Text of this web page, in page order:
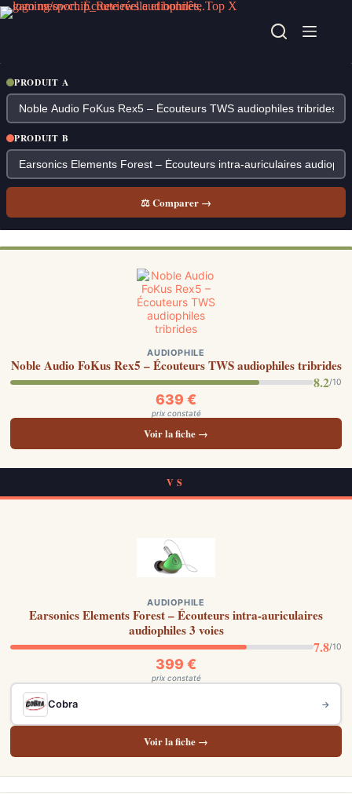
Passer
au
PRODUIT A
PRODUIT B
⚖ Comparer →
AUDIOPHILE
Noble Audio FoKus Rex5 – Écouteurs TWS audiophiles tribrides
8.2/10
639 €
prix constaté
Voir la fiche →
VS
AUDIOPHILE
Earsonics Elements Forest – Écouteurs intra-auriculaires
audiophiles 3 voies
7.8/10
399 €
prix constaté
Cobra →
Voir la fiche →